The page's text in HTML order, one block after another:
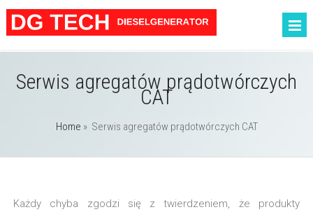
Serwis agregatów prądotwórczych
CAT
Home » Serwis agregatów prądotwórczych CAT
Każdy chyba zgodzi się z twierdzeniem, że produkty